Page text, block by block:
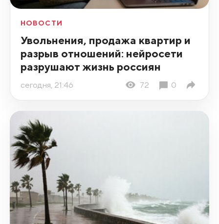
НОВОСТИ
Увольнения, продажа квартир и
разрыв отношений: нейросети
разрушают жизнь россиян
сегодня, 21:46 72 0